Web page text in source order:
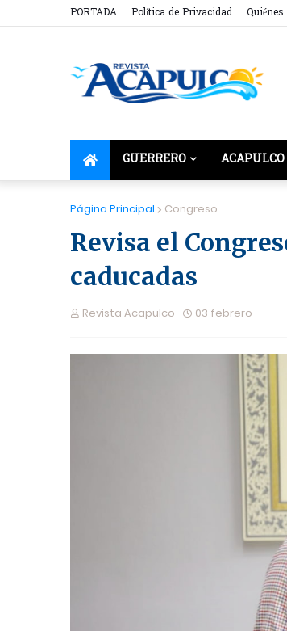
PORTADA Política de Privacidad
GUERRERO ACAPULCO
Página Principal Congreso
Revisa el
caducadas
Revista Acapulco 03 febrero